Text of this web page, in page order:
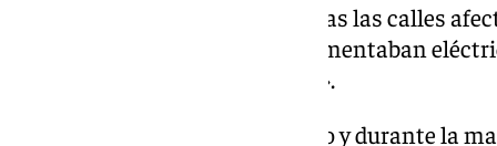
Al respecto, se explicita que todas las calles
denominador común que se alimentaban
de mando, protección y control».
En la noche del pasado domingo y durante la